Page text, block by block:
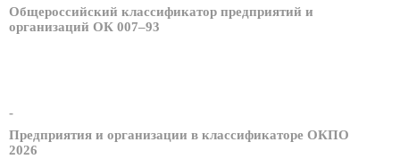
Общероссийский классификатор предприятий и
организаций ОК 007–93
-
Предприятия и организации в классификаторе ОКПО
2026